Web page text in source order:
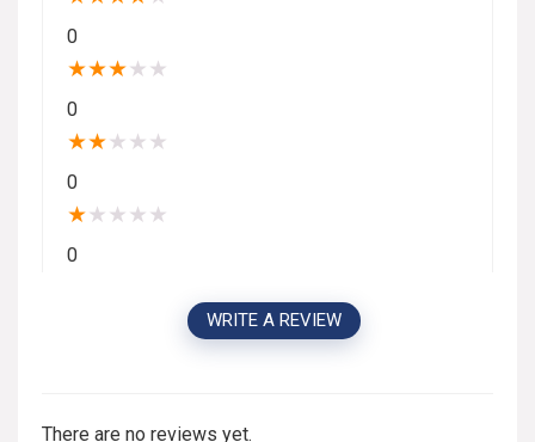
0
★★★★ ★
0
★★★ ★ ★
0
★★ ★ ★ ★
0
WRITE A REVIEW
There are no reviews yet.